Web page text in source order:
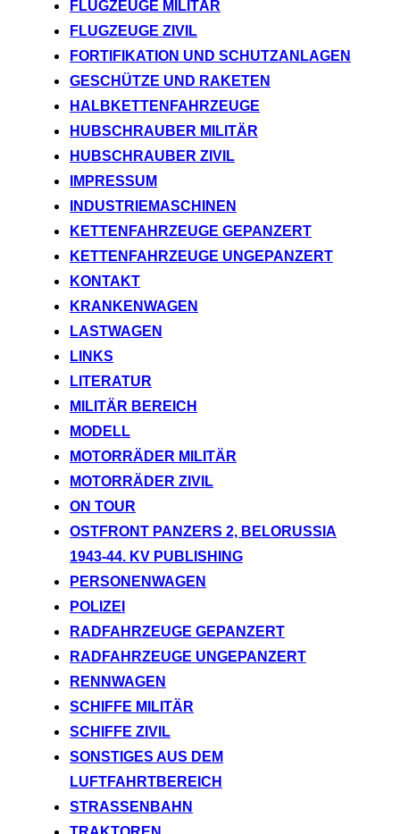
FLUGZEUGE MILITÄR
FLUGZEUGE ZIVIL
FORTIFIKATION UND SCHUTZANLAGEN
GESCHÜTZE UND RAKETEN
HALBKETTENFAHRZEUGE
HUBSCHRAUBER MILITÄR
HUBSCHRAUBER ZIVIL
IMPRESSUM
INDUSTRIEMASCHINEN
KETTENFAHRZEUGE GEPANZERT
KETTENFAHRZEUGE UNGEPANZERT
KONTAKT
KRANKENWAGEN
LASTWAGEN
LINKS
LITERATUR
MILITÄR BEREICH
MODELL
MOTORRÄDER MILITÄR
MOTORRÄDER ZIVIL
ON TOUR
OSTFRONT PANZERS 2, BELORUSSIA
1943-44. KV PUBLISHING
PERSONENWAGEN
POLIZEI
RADFAHRZEUGE GEPANZERT
RADFAHRZEUGE UNGEPANZERT
RENNWAGEN
SCHIFFE MILITÄR
SCHIFFE ZIVIL
SONSTIGES AUS DEM
LUFTFAHRTBEREICH
STRASSENBAHN